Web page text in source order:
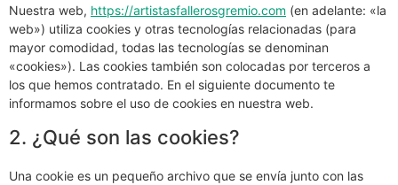
Nuestra web, https://artistasfallerosgremio.com (en adelante: «la
web») utiliza cookies y otras tecnologías relacionadas (para
mayor comodidad, todas las tecnologías se denominan
«cookies»). Las cookies también son colocadas por terceros a
los que hemos contratado. En el siguiente documento te
informamos sobre el uso de cookies en nuestra web.
2. ¿Qué son las cookies?
Una cookie es un pequeño archivo que se envía junto con las